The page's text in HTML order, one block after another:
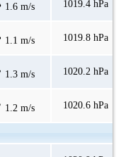
1.6 m/s 1019.4 hPa
1.1 m/s 1019.8 hPa
1.3 m/s 1020.2 hPa
1.2 m/s 1020.6 hPa